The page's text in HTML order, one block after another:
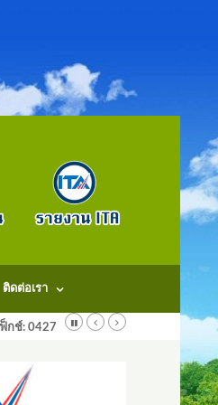
ติดต่อเรา
: 042707579 E-Mail: